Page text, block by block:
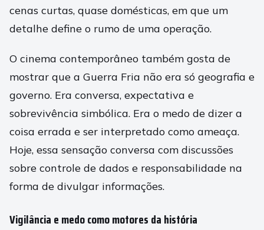
cenas curtas, quase domésticas, em que um
detalhe define o rumo de uma operação.
O cinema contemporâneo também gosta de
mostrar que a Guerra Fria não era só geografia e
governo. Era conversa, expectativa e
sobrevivência simbólica. Era o medo de dizer a
coisa errada e ser interpretado como ameaça.
Hoje, essa sensação conversa com discussões
sobre controle de dados e responsabilidade na
forma de divulgar informações.
Vigilância e medo como motores da história